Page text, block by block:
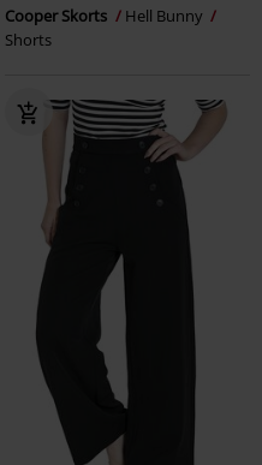
Cooper Skorts
Hell Bunny
Shorts